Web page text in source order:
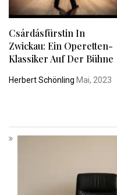
Csárdásfürstin In
Zwickau: Ein Operetten-
Klassiker Auf Der Bühne
Herbert Schönling Mai, 2023